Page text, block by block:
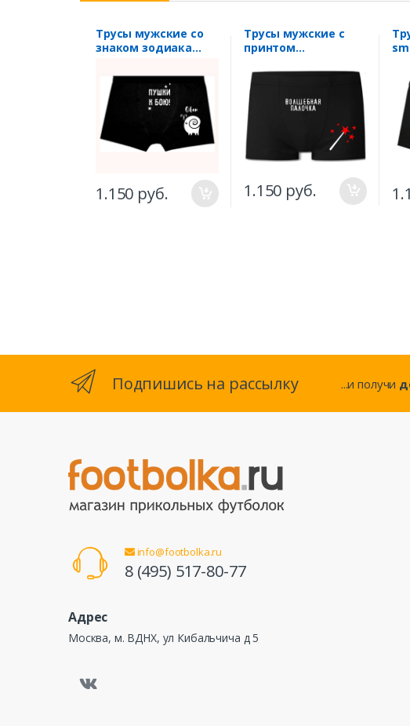
Трусы мужские со
знаком зодиака
1.150 руб.
Трусы мужские с
принтом
палочка"
1.150 руб.
Подпишись на рассылку ...и получи
info@footbolka.ru
8 (495) 517-80-77
Адрес
Москва, м. ВДНХ, ул Кибальчича д 5